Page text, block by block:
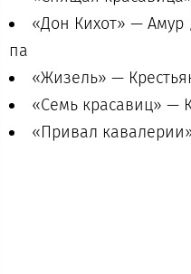
«Дон Кихот» — Амур
па
«Жизель» —
«Семь красавиц» —
«Привал